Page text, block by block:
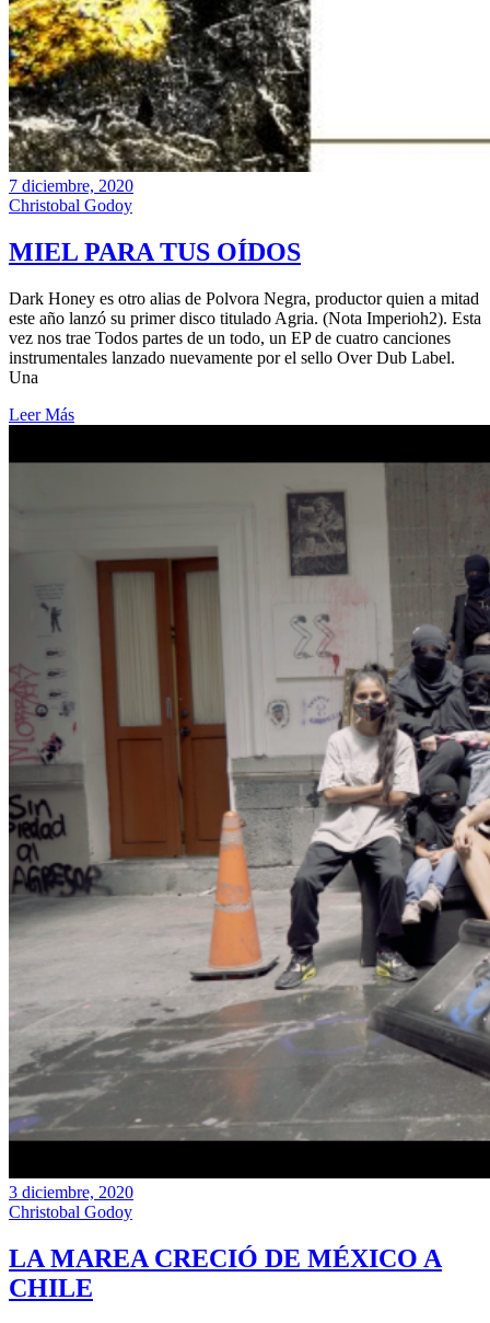
7 diciembre, 2020
Christobal Godoy
MIEL PARA TUS OÍDOS
Dark Honey es otro alias de Polvora Negra, productor quien a mitad
este año lanzó su primer disco titulado Agria. (Nota Imperioh2). Esta
vez nos trae Todos partes de un todo, un EP de cuatro canciones
instrumentales lanzado nuevamente por el sello Over Dub Label.
Una
Leer Más
3 diciembre, 2020
Christobal Godoy
LA MAREA CRECIÓ DE MÉXICO A
CHILE